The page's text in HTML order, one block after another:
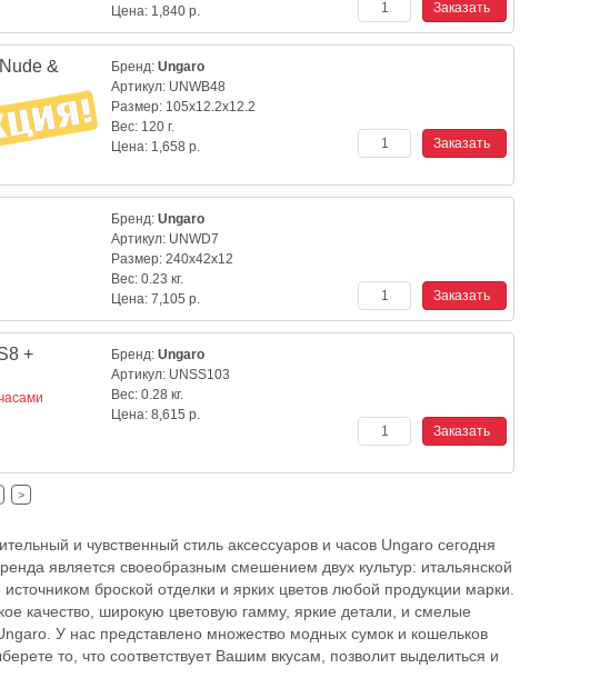
Цена: 1,840 р.
&
Бренд: Ungaro
Артикул: UNWB48
Размер: 105x12.2x12.2
Вес: 120 г.
Цена: 1,658 р.
Бренд: Ungaro
Артикул: UNWD7
Размер: 240x42x12
Вес: 0.23 кг.
Цена: 7,105 р.
+
Бренд: Ungaro
Артикул: UNSS103
Вес: 0.28 кг.
Цена: 8,615 р.
>
и чувственный стиль аксессуаров и часов Ungaro сегодня
является своеобразным смешением двух культур: итальянской
броской отделки и ярких цветов любой продукции марки.
качество, широкую цветовую гамму, яркие детали, и смелые
У нас представлено множество модных сумок и кошельков
то, что соответствует Вашим вкусам, позволит выделиться и